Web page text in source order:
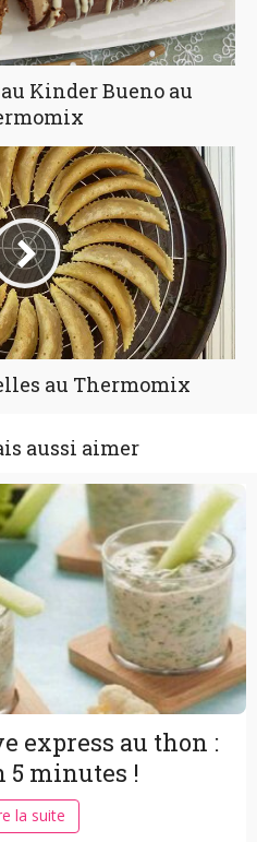
Kinder Bueno au
au Thermomix
aussi aimer
express au thon :
5 minutes !
la suite